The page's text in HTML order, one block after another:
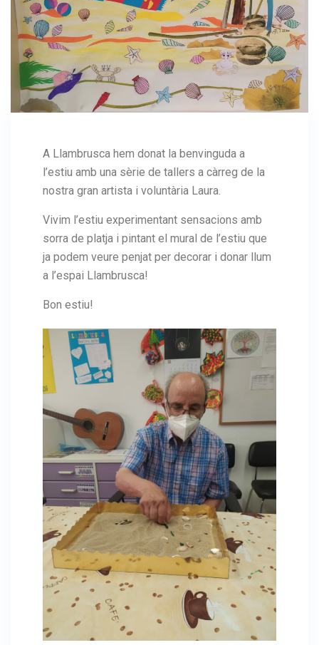
A Llambrusca hem donat la benvinguda a
l’estiu amb una sèrie de tallers a càrreg de la
nostra gran artista i voluntària Laura.
Vivim l’estiu experimentant sensacions amb
sorra de platja i pintant el mural de l’estiu que
ja podem veure penjat per decorar i donar llum
a l’espai Llambrusca!
Bon estiu!